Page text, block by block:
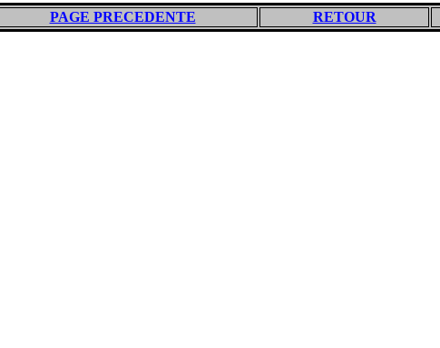
PAGE PRECEDENTE
RETOUR